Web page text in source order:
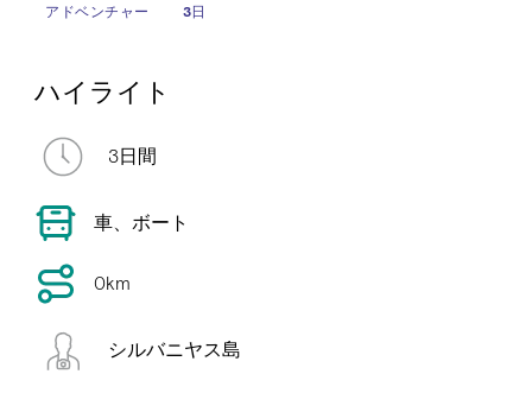
アドベンチャー 3日
ハイライト
3日間
車、ボート
0km
シルバニヤス島